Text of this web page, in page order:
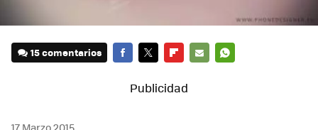
15 comentarios
17 Marzo 2015